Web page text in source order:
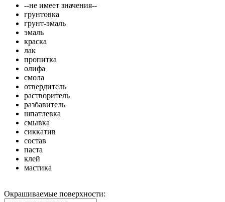
--не имеет значения--
грунтовка
грунт-эмаль
эмаль
краска
лак
пропитка
олифа
смола
отвердитель
растворитель
разбавитель
шпатлевка
смывка
сиккатив
состав
паста
клей
мастика
Окрашиваемые поверхности: